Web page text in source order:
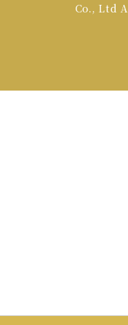
Co., Ltd